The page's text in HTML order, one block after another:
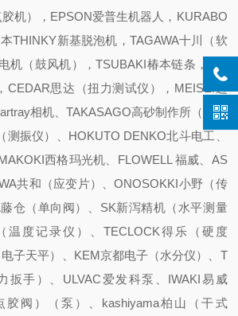
机），EPSON爱普生机器人，KURABO
THINKY新基脱泡机，TAGAWA十川（软
机（鼓风机），TSUBAKI椿本链条，KIK
CEDAR思达（扭力测试仪），MEISEI迈
相机、TAKASAGO高砂制作所（直流
测振仪）、HOKUTO DENKO北斗电工、
西格玛光机、FLOWELL 福威、AS
共和（应变片）、ONOSOKKI小野（传
仓（单向阀）、SK新泻精机（水平测量
温度记录仪）、TECLOCK得乐（硬度
子天平）、KEM京都电子（水分仪）、T
扳手）、ULVAC爱发科泵、IWAKI易威
胶阀）（泵）、kashiyama柏山（干式